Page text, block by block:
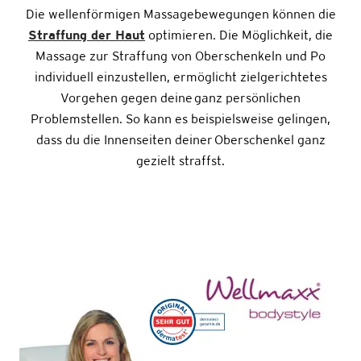
Die wellenförmigen Massagebewegungen können die
Straffung der Haut optimieren. Die Möglichkeit, die
Massage zur Straffung von Oberschenkeln und Po
individuell einzustellen, ermöglicht zielgerichtetes
Vorgehen gegen deine ganz persönlichen
Problemstellen. So kann es beispielsweise gelingen,
dass du die Innenseiten deiner Oberschenkel ganz
gezielt straffst.